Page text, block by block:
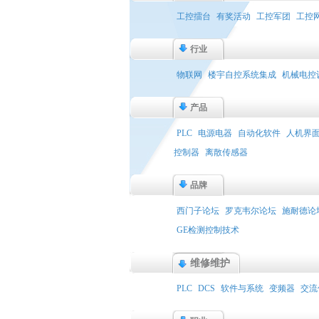
工控擂台 有奖活动 工控军团 工控
行业
物联网 楼宇自控系统集成 机械电控
产品
PLC 电源电器 自动化软件
人机界
控制器 离散传感器
品牌
西门子论坛 罗克韦尔论坛 施耐德论
GE检测控制技术
维修维护
PLC DCS 软件与系统 变频器 交